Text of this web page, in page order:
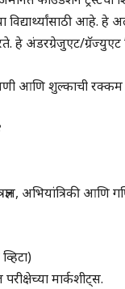
आहे. हे
हे अंडरग्रेजुएट/ग्रॅज्युएट
आणि शुल्काची रक्कम
अभियांत्रिकी
मार्कशीट्स.